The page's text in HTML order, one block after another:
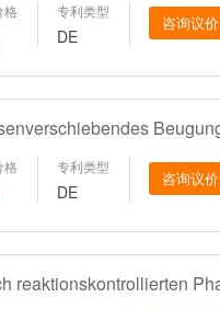
格 专利类型
DE
咨询议价
格 专利类型
DE
咨询议价